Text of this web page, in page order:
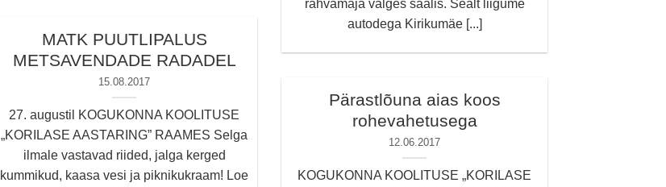
rahvamaja valges saalis. Sealt liigume
autodega Kirikumäe [...]
MATK PUUTLIPALUS
METSAVENDADE RADADEL
15.08.2017
27. augustil KOGUKONNA KOOLITUSE
„KORILASE AASTARING” RAAMES Selga
ilmale vastavad riided, jalga kerged
kummikud, kaasa vesi ja piknikukraam! Loe
Pärastlõuna aias koos
rohevahetusega
12.06.2017
KOGUKONNA KOOLITUSE „KORILASE